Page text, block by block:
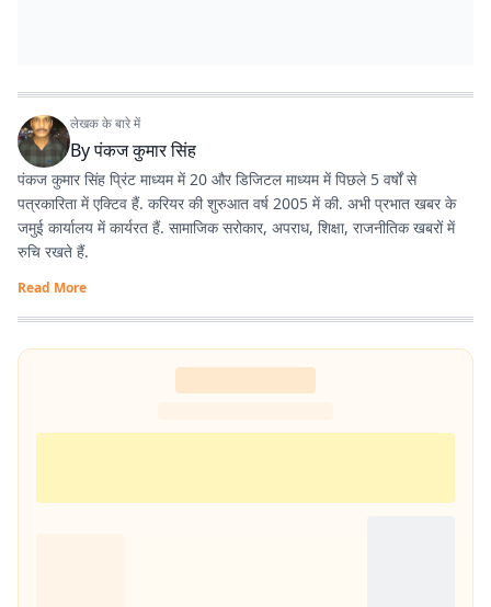
लेखक के बारे में
Byपंकज कुमार सिंह
पंकज कुमार सिंह प्रिंट माध्यम में 20 और डिजिटल माध्यम में पिछले 5 वर्षों से
पत्रकारिता में एक्टिव हैं. करियर की शुरुआत वर्ष 2005 में की. अभी प्रभात खबर के
जमुई कार्यालय में कार्यरत हैं. सामाजिक सरोकार, अपराध, शिक्षा, राजनीतिक खबरों में
रुचि रखते हैं.
Read More